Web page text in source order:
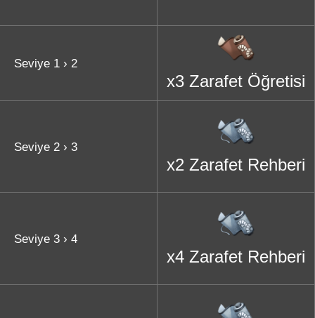
Seviye 1 › 2
x3 Zarafet Öğretisi
Seviye 2 › 3
x2 Zarafet Rehberi
Seviye 3 › 4
x4 Zarafet Rehberi